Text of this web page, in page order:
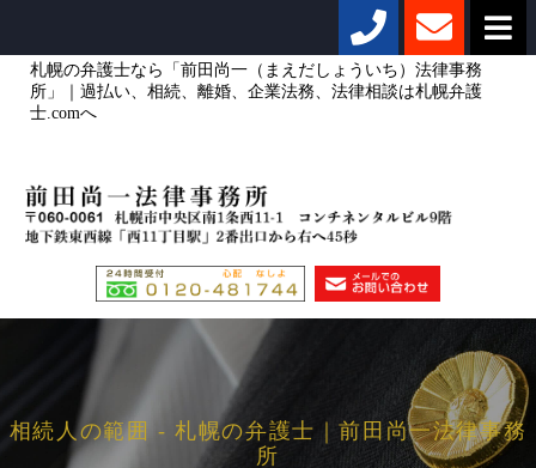
札幌の弁護士なら「前田尚一（まえだしょういち）法律事務
所」｜過払い、相続、離婚、企業法務、法律相談は札幌弁護
士.comへ
相続人の範囲 - 札幌の弁護士｜前田尚一法律事務
所